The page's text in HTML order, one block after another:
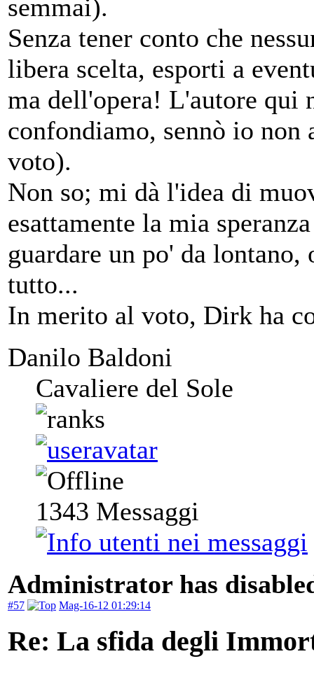
semmai).
Senza tener conto che
libera scelta, esporti a
ma dell'opera! L'autore qui
confondiamo, sennò io
voto).
Non so; mi dà l'idea di
esattamente la mia
guardare un po' da
tutto...
In merito al voto, Dirk ha
Danilo Baldoni
Cavaliere del Sole
1343 Messaggi
Administrator has
#57 Mag-16-12 01:29:14
Re: La sfida degli